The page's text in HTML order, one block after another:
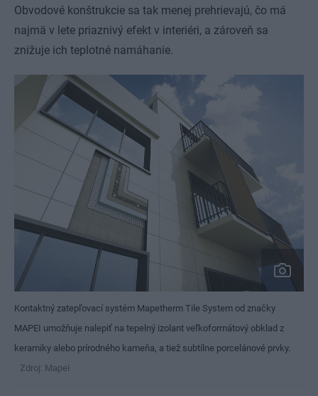
Obvodové konštrukcie sa tak menej prehrievajú, čo má
najmä v lete priaznivý efekt v interiéri, a zároveň sa
znižuje ich teplotné namáhanie.
Kontaktný zatepľovací systém Mapetherm Tile System od značky
MAPEI umožňuje nalepiť na tepelný izolant veľkoformátový obklad z
keramiky alebo prírodného kameňa, a tiež subtílne porcelánové prvky.
Zdroj: Mapei